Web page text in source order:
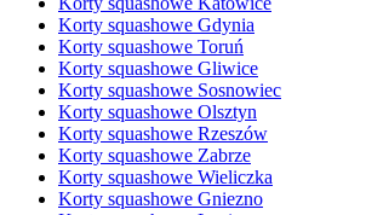
Korty squashowe Gdynia
Korty squashowe Toruń
Korty squashowe Gliwice
Korty squashowe Sosnowiec
Korty squashowe Olsztyn
Korty squashowe Rzeszów
Korty squashowe Zabrze
Korty squashowe Wieliczka
Korty squashowe Gniezno